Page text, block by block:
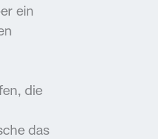
ein
die
das